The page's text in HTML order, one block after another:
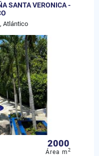
SANTA VERONICA -
Atlántico
2000
Área m2